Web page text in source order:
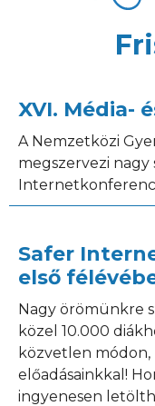
XVI. Média-
A Nemzetközi
megszervezi nagy
Safer
első
Nagy örömünkre
közel 10.000
közvetlen
előadásainkkal!
ingyenesen